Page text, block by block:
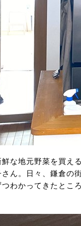
鮮な地元野菜を買
ん。日々、鎌倉の
わかってきたとこ